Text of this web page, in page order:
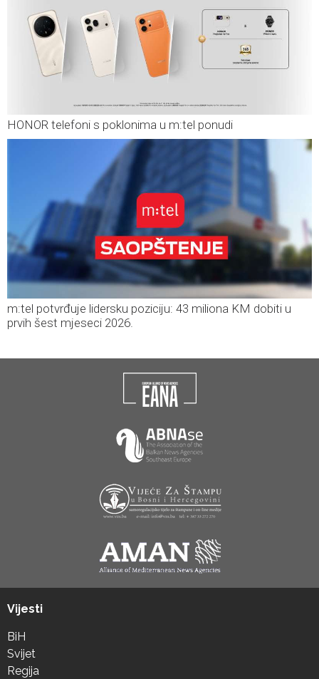
HONOR telefoni s poklonima u m:tel ponudi
m:tel potvrđuje lidersku poziciju: 43 miliona KM dobiti u
prvih šest mjeseci 2026.
Vijesti
BiH
Svijet
Regija